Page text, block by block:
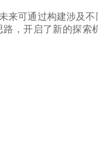
来可通过构建涉及不
，开启了新的探索